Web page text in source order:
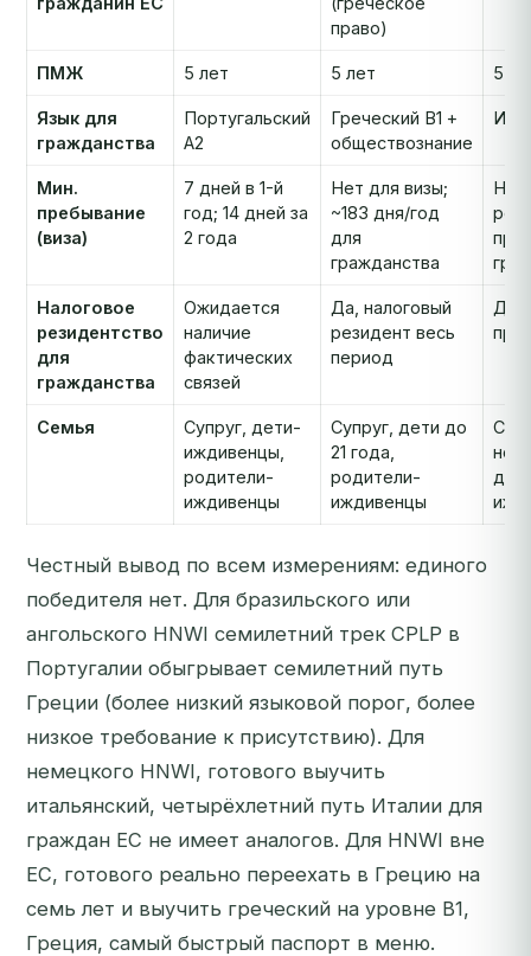
право)
ПМЖ 5 лет 5 лет 5
Язык для
гражданства
Португальский
A2
Греческий B1 +
обществознание
Мин.
пребывание
(виза)
7 дней в 1-й
год; 14 дней за
2 года
Нет для визы;
~183 дня/год
для
гражданства
Нет
Налоговое
резидентство
для
гражданства
Ожидается
наличие
фактических
связей
Да, налоговый
резидент весь
период
Да,
Семья
Супруг, дети-
иждивенцы,
родители-
иждивенцы
Супруг, дети до
21 года,
родители-
иждивенцы
Честный вывод по всем измерениям: единого
победителя нет. Для бразильского или
ангольского HNWI семилетний трек CPLP в
Португалии обыгрывает семилетний путь
Греции (более низкий языковой порог, более
низкое требование к присутствию). Для
немецкого HNWI, готового выучить
итальянский, четырёхлетний путь Италии для
граждан ЕС не имеет аналогов. Для HNWI вне
ЕС, готового реально переехать в Грецию на
семь лет и выучить греческий на уровне B1,
Греция, самый быстрый паспорт в меню.